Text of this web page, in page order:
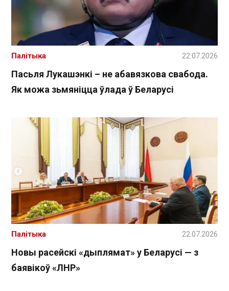
Пасьля Лукашэнкі – не абавязкова свабода.
Як можа зьмяніцца ўлада ў Беларусі
Палітыка 22.07.2026
Новы расейскі «дыплямат» у Беларусі — з
баявікоў «ЛНР»
Палітыка 22.07.2026